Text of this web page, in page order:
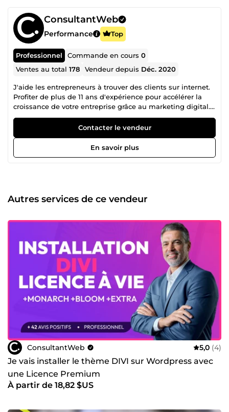
ConsultantWeb
Performance Top
Professionnel Commande en cours0
Ventes au total178 Vendeur depuis Déc. 2020
J'aide les entrepreneurs à trouver des clients sur internet.
Profiter de plus de 11 ans d'expérience pour accélérer la
croissance de votre entreprise grâce au marketing digital.
Mes Compétences : -Référencement Naturel (SEO) -
Publicité Facebook -Webdesign (UI &amp; UX design) -
Wordpress
Contacter le vendeur
En savoir plus
Autres services de ce vendeur
ConsultantWeb 5,0 (4)
Je vais installer le thème DIVI sur Wordpress avec
une Licence Premium
À partir de 18,82 $US